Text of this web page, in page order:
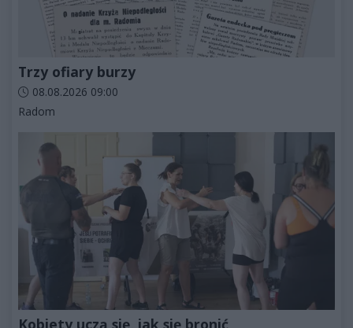
Trzy ofiary burzy
Data dodania artykułu:
08.08.2026 09:00
Kategorie artykułu:
Radom
Kobiety uczą się, jak się bronić